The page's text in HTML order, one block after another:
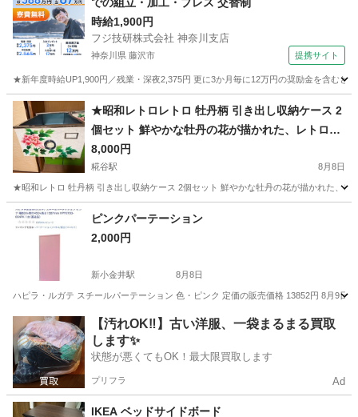
時給1,900円
フジ技研株式会社 神奈川支店
神奈川県 藤沢市 提携サイト
★新年度時給UP1,900円／残業・深夜2,375円 更に3か月毎に12万円の奨励金を含む
神奈川 藤沢市 その他
★昭和レトロレトロ 牡丹柄 引き出し収納ケース 2
個セット 鮮やかな牡丹の花が描かれた、レトロな
雰囲気の引き出し式収納ケースです
8,000円
糀谷駅 8月8日
★昭和レトロ 牡丹柄 引き出し収納ケース 2個セット 鮮やかな牡丹の花が描かれた、
東京 大田区 糀谷駅
ピンクパーテーション
2,000円
新小金井駅 8月8日
ハピラ・ルガテ スチールパーテーション 色・ピンク 定価の販売価格 13852円 8月9
東京 三鷹市 新小金井駅 オフィス用家具
【汚れOK‼️】古い洋服、一袋まるまる買取
します✨
状態が悪くてもOK！最大限買取します
プリフラ Ad
IKEA ベッドサイドボード